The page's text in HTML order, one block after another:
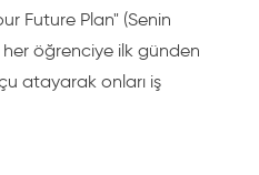
Future Plan" (Senin
her öğrenciye ilk günden
atayarak onları iş